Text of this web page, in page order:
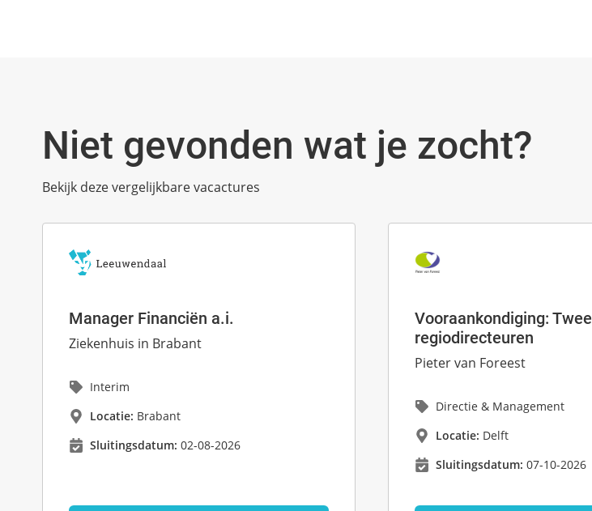
Niet gevonden wat je zocht?
Bekijk deze vergelijkbare vacactures
Manager Financiën a.i.
Ziekenhuis in Brabant
Interim
Locatie: Brabant
Sluitingsdatum: 02-08-2026
Vooraankondiging: Twee
regiodirecteuren
Pieter van Foreest
Directie & Management
Locatie: Delft
Sluitingsdatum: 07-10-2026